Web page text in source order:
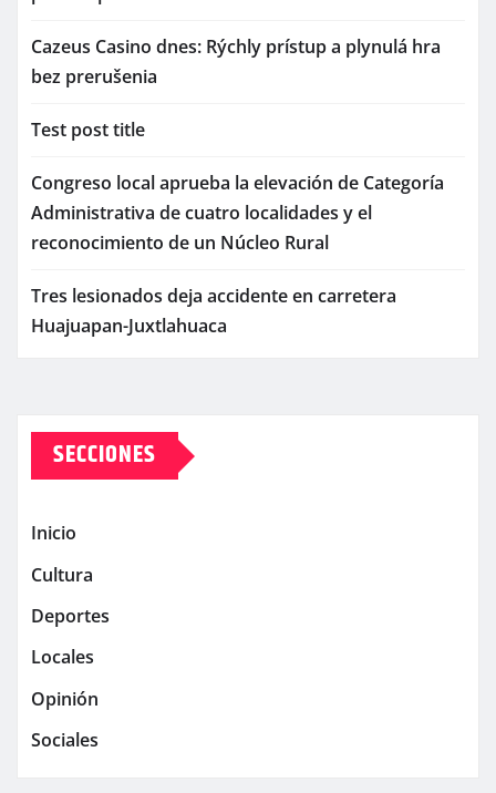
Cazeus Casino dnes: Rýchly prístup a plynulá hra
bez prerušenia
Test post title
Congreso local aprueba la elevación de Categoría
Administrativa de cuatro localidades y el
reconocimiento de un Núcleo Rural
Tres lesionados deja accidente en carretera
Huajuapan-Juxtlahuaca
SECCIONES
Inicio
Cultura
Deportes
Locales
Opinión
Sociales